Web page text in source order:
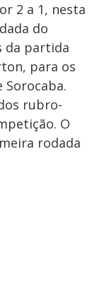
2 a 1, nesta
do
da partida
para os
Sorocaba.
rubro-
O
rodada